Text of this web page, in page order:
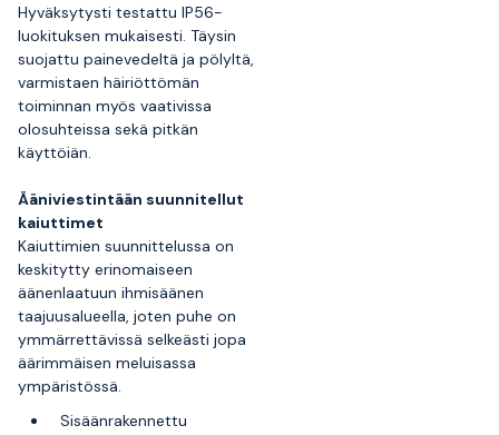
Hyväksytysti testattu IP56-
luokituksen mukaisesti. Täysin
suojattu painevedeltä ja pölyltä,
varmistaen häiriöttömän
toiminnan myös vaativissa
olosuhteissa sekä pitkän
käyttöiän.
Ääniviestintään suunnitellut
kaiuttimet
Kaiuttimien suunnittelussa on
keskitytty erinomaiseen
äänenlaatuun ihmisäänen
taajuusalueella, joten puhe on
ymmärrettävissä selkeästi jopa
äärimmäisen meluisassa
ympäristössä.
Sisäänrakennettu